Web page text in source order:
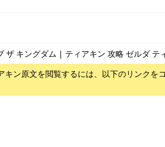
キングダム | ティアキン 攻略 ゼルダ テ
キン原文を閲覧するには、以下のリンクを